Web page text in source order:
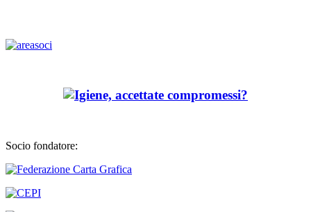
Socio fondatore: